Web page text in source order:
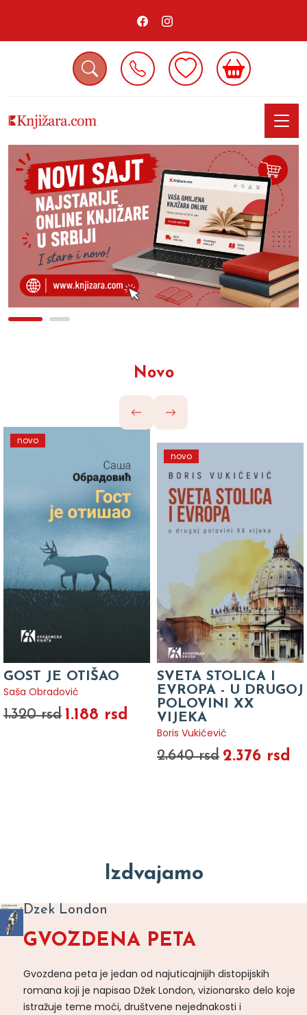
Novo
novo
GOST JE OTIŠAO
Saša Obradović
1.320 rsd 1.188 rsd
novo
SVETA STOLICA I
EVROPA - U DRUGOJ
POLOVINI XX
VIJEKA
Boris Vukićević
2.640 rsd 2.376 rsd
Izdvajamo
Dzek London
GVOZDENA PETA
Gvozdena peta je jedan od najuticajnijih distopijskih
romana koji je napisao Džek London, vizionarsko delo koje
istražuje teme moći, društvene nejednakosti i